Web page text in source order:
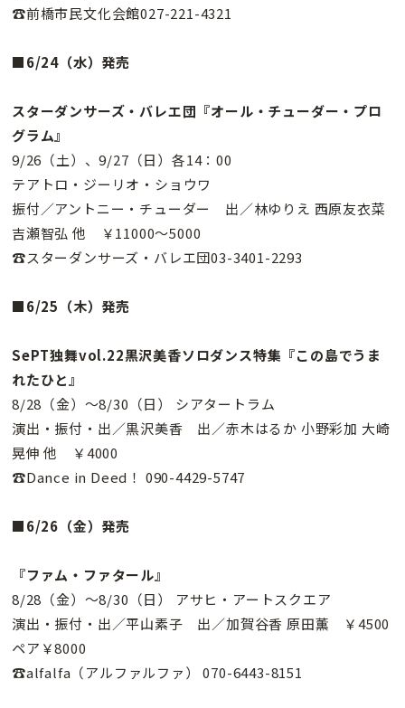
☎前橋市民文化会館027-221-4321
■6/24（水）発売
スターダンサーズ・バレエ団『オール・チューダー・プロ
グラム』
9/26（土）、9/27（日）各14：00
テアトロ・ジーリオ・ショウワ
振付／アントニー・チューダー 出／林ゆりえ 西原友衣菜
吉瀬智弘 他 ￥11000〜5000
☎スターダンサーズ・バレエ団03-3401-2293
■6/25（木）発売
SePT独舞vol.22黒沢美香ソロダンス特集『この島でうま
れたひと』
8/28（金）〜8/30（日） シアタートラム
演出・振付・出／黒沢美香 出／赤木はるか 小野彩加 大崎
晃伸 他 ￥4000
☎Dance in Deed！ 090-4429-5747
■6/26（金）発売
『ファム・ファタール』
8/28（金）〜8/30（日） アサヒ・アートスクエア
演出・振付・出／平山素子 出／加賀谷香 原田薫 ￥4500
ペア￥8000
☎alfalfa（アルファルファ） 070-6443-8151